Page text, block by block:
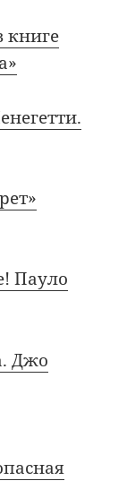
книге
Пауло
Джо